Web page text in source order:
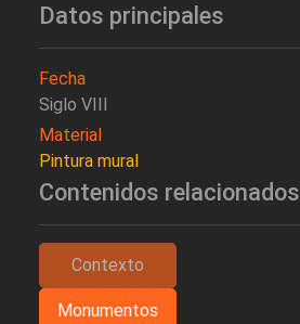
Datos principales
Fecha
Siglo VIII
Material
Pintura mural
Contenidos relacionados
Contexto
Monumentos